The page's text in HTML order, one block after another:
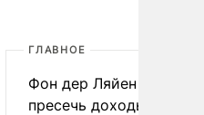
ГЛАВНОЕ
Фон дер Ляйен
пресечь доходы России